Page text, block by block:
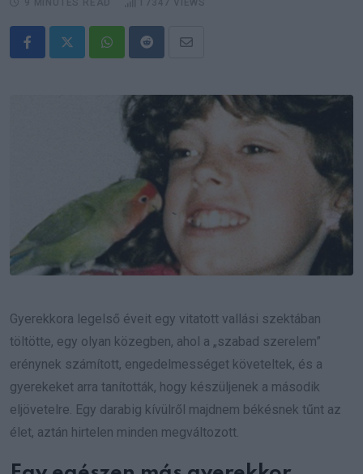
WhatsappRedditShare
Email
Gyerekkora legelső éveit egy vitatott vallási szektában
töltötte, egy olyan közegben, ahol a „szabad szerelem”
erénynek számított, engedelmességet követeltek, és a
gyerekeket arra tanították, hogy készüljenek a második
eljövetelre. Egy darabig kívülről majdnem békésnek tűnt az
élet, aztán hirtelen minden megváltozott.